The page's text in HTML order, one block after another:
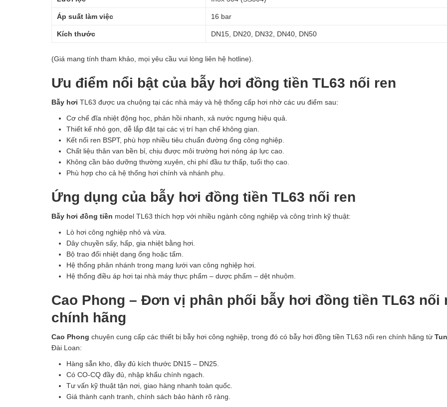
Áp suất làm việc 16 bar
Kích thước DN15, DN20, DN32, DN40, DN50
(Giá mang tính tham khảo, mọi yêu cầu vui lòng liên hệ hotline).
Ưu điểm nổi bật của bẫy hơi đồng tiền TL63 nối ren
Bẫy hơi TL63 được ưa chuộng tại các nhà máy và hệ thống cấp hơi nhờ các ưu điểm sau:
Cơ chế đĩa nhiệt động học, phản hồi nhanh, xả nước ngưng hiệu quả.
Thiết kế nhỏ gọn, dễ lắp đặt tại các vị trí hạn chế không gian.
Kết nối ren BSPT, phù hợp nhiều tiêu chuẩn đường ống công nghiệp.
Chất liệu thân van bền bỉ, chịu được môi trường hơi nóng áp lực cao.
Không cần bảo dưỡng thường xuyên, chi phí đầu tư thấp, tuổi thọ cao.
Phù hợp cho cả hệ thống hơi chính và nhánh phụ.
Ứng dụng của bẫy hơi đồng tiền TL63 nối ren
Bẫy hơi đồng tiền model TL63 thích hợp với nhiều ngành công nghiệp và công trình kỹ thuật:
Lò hơi công nghiệp nhỏ và vừa.
Dây chuyền sấy, hấp, gia nhiệt bằng hơi.
Bộ trao đổi nhiệt dạng ống hoặc tấm.
Hệ thống phân nhánh trong mạng lưới van công nghiệp hơi.
Hệ thống điều áp hơi tại nhà máy thực phẩm – dược phẩm – dệt nhuộm.
Cao Phong – Đơn vị phân phối bẫy hơi đồng tiền TL63 nối
chính hãng
Cao Phong chuyên cung cấp các thiết bị bẫy hơi công nghiệp, trong đó có bẫy hơi đồng tiền TL63 nối ren chính hãng từ
Đài Loan:
Hàng sẵn kho, đầy đủ kích thước DN15 – DN25.
Có CO-CQ đầy đủ, nhập khẩu chính ngạch.
Tư vấn kỹ thuật tận nơi, giao hàng nhanh toàn quốc.
Giá thành cạnh tranh, chính sách bảo hành rõ ràng.